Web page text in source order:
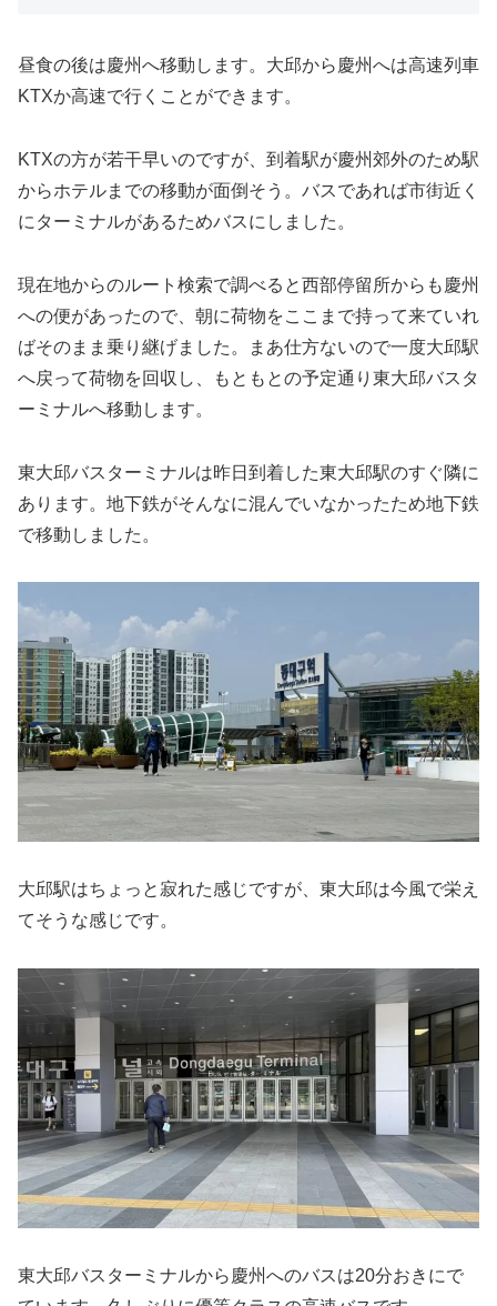
昼食の後は慶州へ移動します。大邱から慶州へは高速列車
KTXか高速で行くことができます。
KTXの方が若干早いのですが、到着駅が慶州郊外のため駅
からホテルまでの移動が面倒そう。バスであれば市街近く
にターミナルがあるためバスにしました。
現在地からのルート検索で調べると西部停留所からも慶州
への便があったので、朝に荷物をここまで持って来ていれ
ばそのまま乗り継げました。まあ仕方ないので一度大邱駅
へ戻って荷物を回収し、もともとの予定通り東大邱バスタ
ーミナルへ移動します。
東大邱バスターミナルは昨日到着した東大邱駅のすぐ隣に
あります。地下鉄がそんなに混んでいなかったため地下鉄
で移動しました。
大邱駅はちょっと寂れた感じですが、東大邱は今風で栄え
てそうな感じです。
東大邱バスターミナルから慶州へのバスは20分おきにで